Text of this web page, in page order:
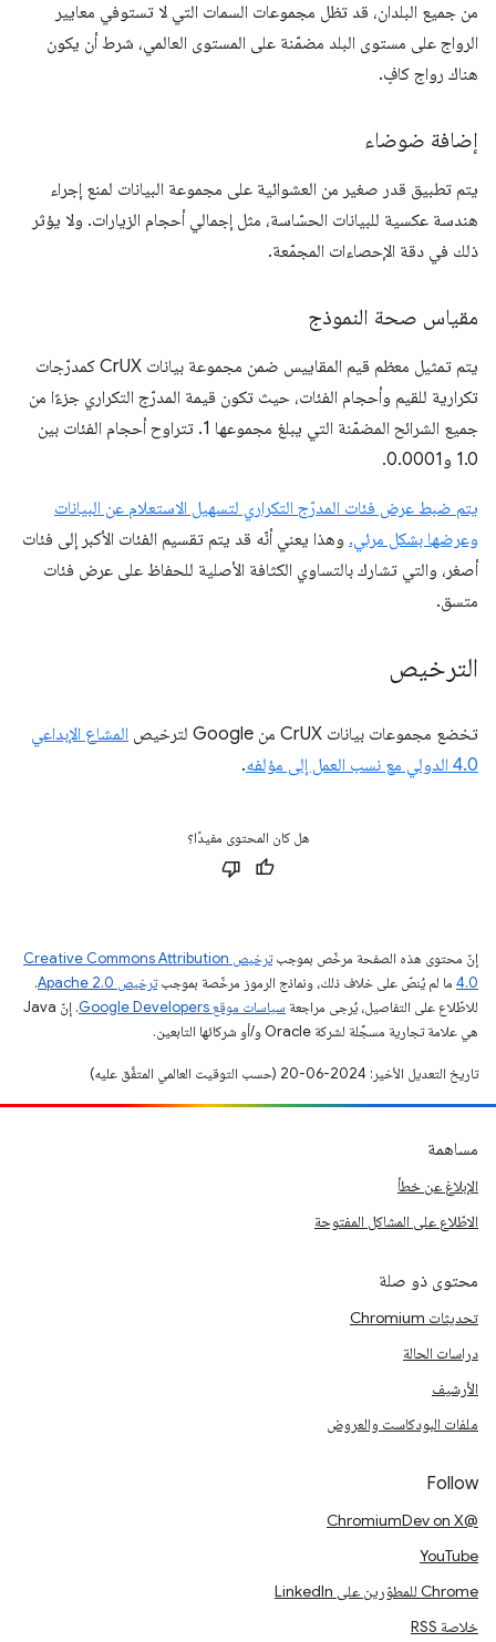
من جميع البلدان، قد تظل مجموعات السمات التي لا تستوفي معايير
الرواج على مستوى البلد مضمّنة على المستوى العالمي، شرط أن يكون
هناك رواج كافٍ.
إضافة ضوضاء
يتم تطبيق قدر صغير من العشوائية على مجموعة البيانات لمنع إجراء
هندسة عكسية للبيانات الحسّاسة، مثل إجمالي أحجام الزيارات. ولا يؤثر
ذلك في دقة الإحصاءات المجمّعة.
مقياس صحة النموذج
يتم تمثيل معظم قيم المقاييس ضمن مجموعة بيانات CrUX كمدرّجات
تكرارية للقيم وأحجام الفئات، حيث تكون قيمة المدرّج التكراري جزءًا من
جميع الشرائح المضمّنة التي يبلغ مجموعها 1. تتراوح أحجام الفئات بين
1.0 و0.0001.
يتم ضبط عرض فئات المدرّج التكراري لتسهيل الاستعلام عن البيانات
وعرضها بشكل مرئي. وهذا يعني أنّه قد يتم تقسيم الفئات الأكبر إلى فئات
أصغر، والتي تشارك بالتساوي الكثافة الأصلية للحفاظ على عرض فئات
متسق.
الترخيص
تخضع مجموعات بيانات CrUX من Google لترخيص
المشاع الإبداعي
4.0 الدولي مع نسب العمل إلى مؤلفه
.
هل كان المحتوى مفيدًا؟
إنّ محتوى هذه الصفحة مرخّص بموجب
ترخيص Creative Commons Attribution
4.0‏ ما لم يُنصّ على خلاف ذلك، ونماذج الرموز مرخّصة بموجبترخيص Apache 2.0‏
.
للاطّلاع على التفاصيل، يُرجى مراجعة سياسات موقع Google Developers‏
. إنّ Java
هي علامة تجارية مسجَّلة لشركة Oracle و/أو شركائها التابعين.
تاريخ التعديل الأخير: 2024-06-20 (حسب التوقيت العالمي المتفَّق عليه)
مساهمة
الإبلاغ عن خطأ
الاطّلاع على المشاكل المفتوحة
محتوى ذو صلة
تحديثات Chromium
دراسات الحالة
الأرشيف
ملفات البودكاست والعروض
Follow
@ChromiumDev on X
YouTube
Chrome للمطوّرين على LinkedIn
خلاصة RSS